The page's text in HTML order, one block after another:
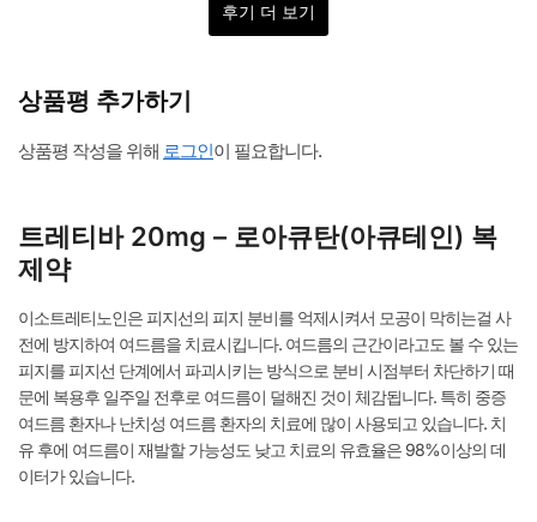
후기 더 보기
상품평 추가하기
상품평 작성을 위해 로그인이 필요합니다.
트레티바 20mg – 로아큐탄(아큐테인) 복
제약
이소트레티노인은 피지선의 피지 분비를 억제시켜서 모공이 막히는걸 사
전에 방지하여 여드름을 치료시킵니다. 여드름의 근간이라고도 볼 수 있는
피지를 피지선 단계에서 파괴시키는 방식으로 분비 시점부터 차단하기 때
문에 복용후 일주일 전후로 여드름이 덜해진 것이 체감됩니다. 특히 중증
여드름 환자나 난치성 여드름 환자의 치료에 많이 사용되고 있습니다. 치
유 후에 여드름이 재발할 가능성도 낮고 치료의 유효율은 98%이상의 데
이터가 있습니다.